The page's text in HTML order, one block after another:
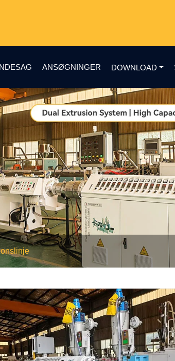
ANSØGNINGER DOWNLOAD